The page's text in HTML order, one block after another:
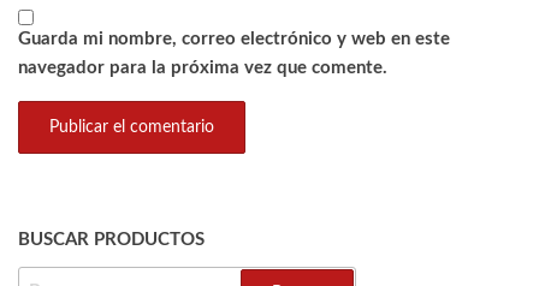
Guarda mi nombre, correo electrónico y web en este
navegador para la próxima vez que comente.
BUSCAR PRODUCTOS
BUSCAR: